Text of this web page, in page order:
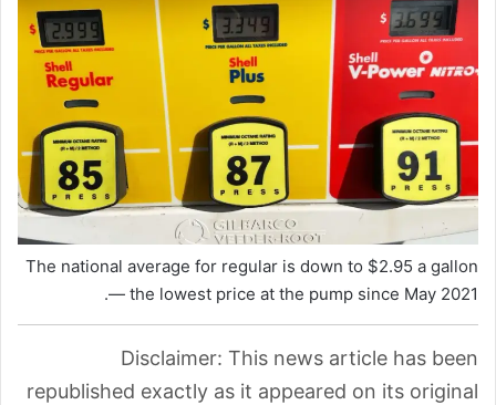
The national average for regular is down to $2.95 a gallon
— the lowest price at the pump since May 2021.
Disclaimer: This news article has been
republished exactly as it appeared on its original